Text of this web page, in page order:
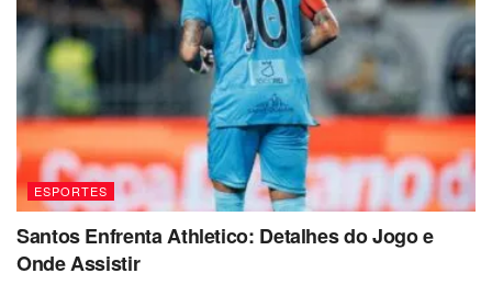
ESPORTES
Santos Enfrenta Athletico: Detalhes do Jogo e
Onde Assistir